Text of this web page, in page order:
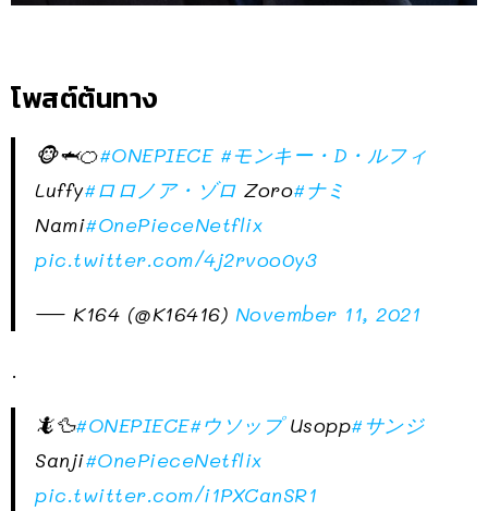
โพสต์ต้นทาง
🐵🦈🍊#ONEPIECE #モンキー・D・ルフィ
Luffy#ロロノア・ゾロ Zoro#ナミ
Nami#OnePieceNetflix
pic.twitter.com/4j2rvoo0y3
— K164 (@K16416) November 11, 2021
.
🦎🦆#ONEPIECE#ウソップUsopp#サンジ
Sanji#OnePieceNetflix
pic.twitter.com/i1PXCanSR1